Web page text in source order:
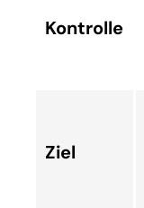
Kontrolle
Ziel